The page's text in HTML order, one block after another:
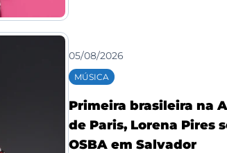
05/08/2026
MÚSICA
Primeira brasileira na
de Paris, Lorena Pires
OSBA em Salvador